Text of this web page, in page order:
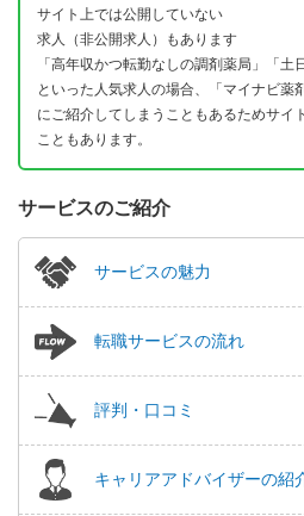
サイト上では公開していない
求人（非公開求人）もあります
「高年収かつ転勤なしの調剤薬局」「土
といった人気求人の場合、「マイナビ薬
にご紹介してしまうこともあるためサイ
こともあります。
サービスのご紹介
サービスの魅力
転職サービスの流れ
評判・口コミ
キャリアアドバイザーの紹